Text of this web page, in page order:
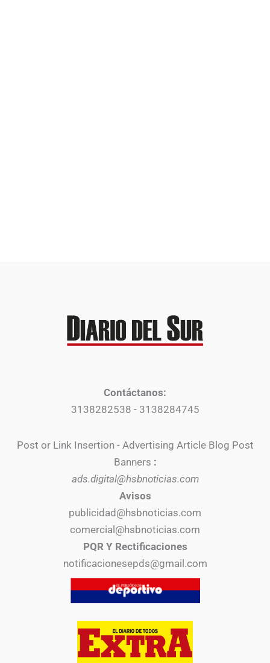
Contáctanos:
3138282538 - 3138284745
Post or Link Insertion - Advertising Article Blog Post
Banners :
ads.digital@hsbnoticias.com
Avisos
publicidad@hsbnoticias.com
comercial@hsbnoticias.com
PQR Y Rectificaciones
notificacionesepds@gmail.com